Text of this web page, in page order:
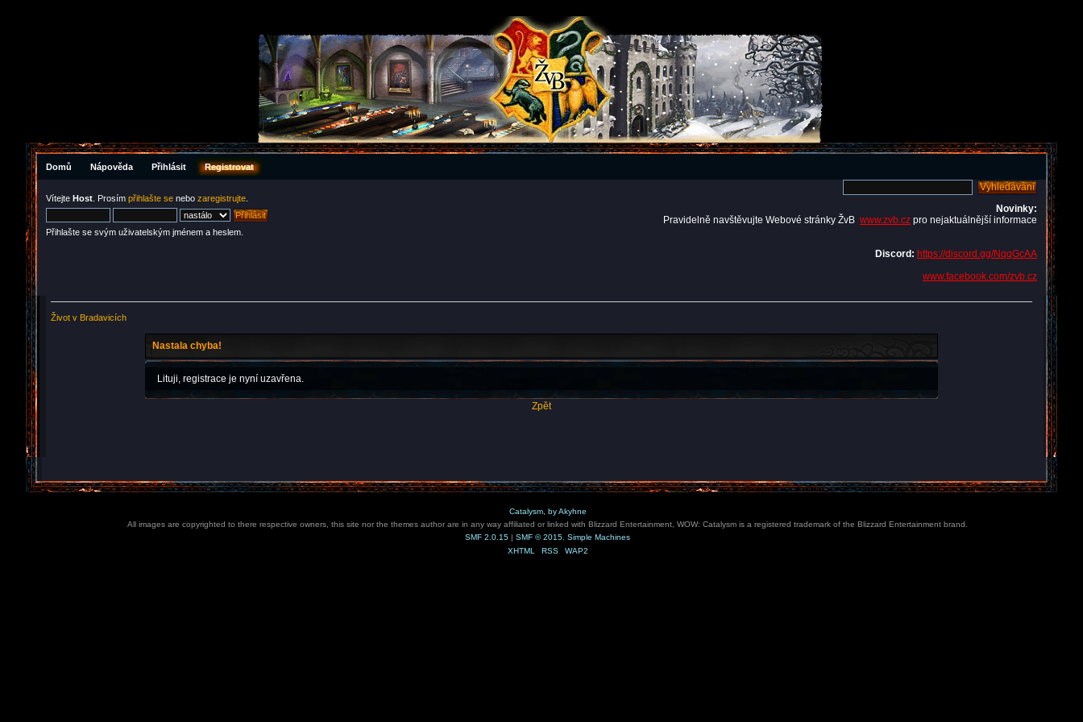
Domů Nápověda Přihlásit Registrovat
Vítejte Host . Prosím přihlašte se nebo zaregistrujte
Přihlašte se svým uživatelským jménem a heslem.
Novinky:
Pravidelně navštěvujte Webové stránky ŽvB www.zvb.cz pro nejaktuálnější informace
Discord: https://discord.gg/NqqGcAA
www.facebook.com/zvb.cz
Život v Bradavicích
Nastala chyba!
Lituji, registrace je nyní uzavřena.
Zpět
Catalysm, by Akyhne
All images are copyrighted to there respective owners, this site nor the themes author are in any way affiliated or linked with Blizzard Entertainment, WOW: Catalysm is a registered trademark of the Blizzard Entertainment brand.
SMF 2.0.15
SMF © 2015, Simple Machines
XHTML
RSS WAP2